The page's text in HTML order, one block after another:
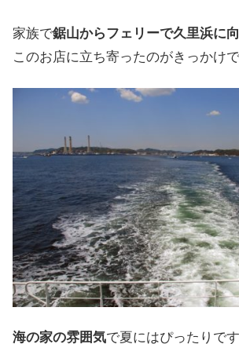
家族で鋸山からフェリーで久里浜に
このお店に立ち寄ったのがきっかけ
海の家の雰囲気で夏にはぴったりで